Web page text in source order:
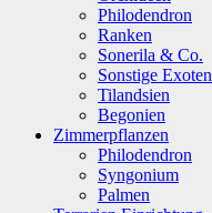
Philodendron
Ranken
Sonerila & Co.
Sonstige Exoten
Tilandsien
Begonien
Zimmerpflanzen
Philodendron
Syngonium
Palmen